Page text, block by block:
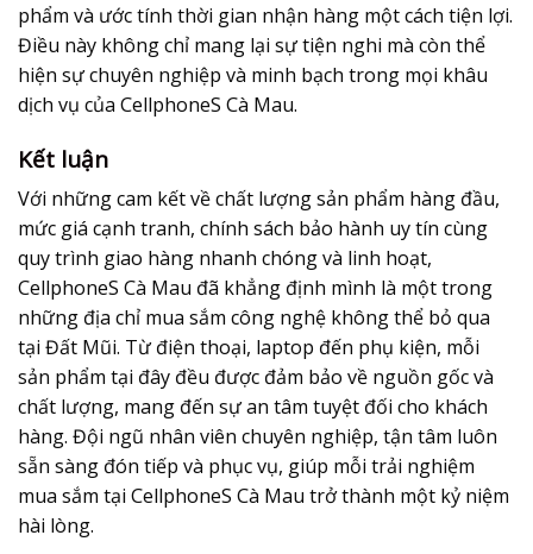
phẩm và ước tính thời gian nhận hàng một cách tiện lợi.
Điều này không chỉ mang lại sự tiện nghi mà còn thể
hiện sự chuyên nghiệp và minh bạch trong mọi khâu
dịch vụ của CellphoneS Cà Mau.
Kết luận
Với những cam kết về chất lượng sản phẩm hàng đầu,
mức giá cạnh tranh, chính sách bảo hành uy tín cùng
quy trình giao hàng nhanh chóng và linh hoạt,
CellphoneS Cà Mau đã khẳng định mình là một trong
những địa chỉ mua sắm công nghệ không thể bỏ qua
tại Đất Mũi. Từ điện thoại, laptop đến phụ kiện, mỗi
sản phẩm tại đây đều được đảm bảo về nguồn gốc và
chất lượng, mang đến sự an tâm tuyệt đối cho khách
hàng. Đội ngũ nhân viên chuyên nghiệp, tận tâm luôn
sẵn sàng đón tiếp và phục vụ, giúp mỗi trải nghiệm
mua sắm tại CellphoneS Cà Mau trở thành một kỷ niệm
hài lòng.